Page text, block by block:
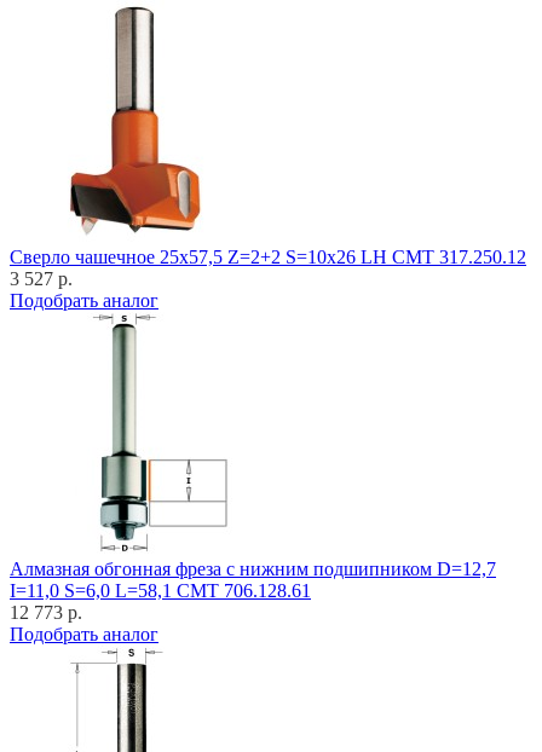
Cверло чашечное 25x57,5 Z=2+2 S=10x26 LH CMT 317.250.12
3 527 р.
Подобрать аналог
Алмазная обгонная фреза с нижним подшипником D=12,7
I=11,0 S=6,0 L=58,1 CMT 706.128.61
12 773 р.
Подобрать аналог